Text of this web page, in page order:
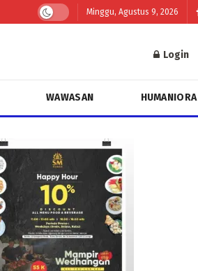
Minggu, Agustus 9, 2026
Login
WAWASAN HUMANIORA